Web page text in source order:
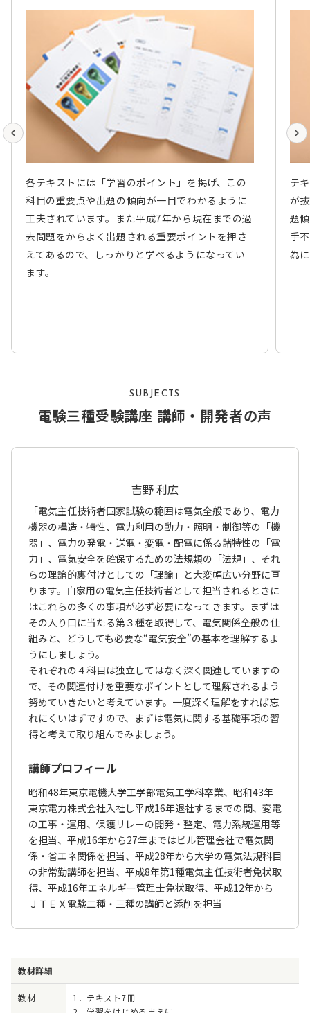
各テキストには「学習のポイント」を掲げ、この
科目の重要点や出題の傾向が一目でわかるように
工夫されています。また平成7年から現在までの過
去問題をからよく出題される重要ポイントを押さ
えてあるので、しっかりと学べるようになってい
ます。
テ
が
題
手
為
SUBJECTS
電験三種受験講座 講師・開発者の声
吉野 利広
「電気主任技術者国家試験の範囲は電気全般であり、電力
機器の構造・特性、電力利用の動力・照明・制御等の「機
器」、電力の発電・送電・変電・配電に係る諸特性の「電
力」、電気安全を確保するための法規類の「法規」、それ
らの理論的裏付けとしての「理論」と大変幅広い分野に亘
ります。自家用の電気主任技術者として担当されるときに
はこれらの多くの事項が必ず必要になってきます。まずは
その入り口に当たる第３種を取得して、電気関係全般の仕
組みと、どうしても必要な“電気安全”の基本を理解するよ
うにしましょう。
それぞれの４科目は独立してはなく深く関連していますの
で、その関連付けを重要なポイントとして理解されるよう
努めていきたいと考えています。一度深く理解をすれば忘
れにくいはずですので、まずは電気に関する基礎事項の習
得と考えて取り組んでみましょう。
講師プロフィール
昭和48年東京電機大学工学部電気工学科卒業、昭和43年
東京電力株式会社入社し平成16年退社するまでの間、変電
の工事・運用、保護リレーの開発・整定、電力系統運用等
を担当、平成16年から27年まではビル管理会社で電気関
係・省エネ関係を担当、平成28年から大学の電気法規科目
の非常勤講師を担当、平成8年第1種電気主任技術者免状取
得、平成16年エネルギー管理士免状取得、平成12年から
ＪＴＥＸ電験二種・三種の講師と添削を担当
教材詳細
教材
1．テキスト7冊